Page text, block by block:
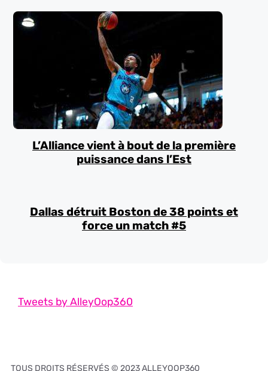
L’Alliance vient à bout de la première
puissance dans l’Est
Dallas détruit Boston de 38 points et
force un match #5
Tweets by AlleyOop360
TOUS DROITS RÉSERVÉS © 2023 ALLEYOOP360